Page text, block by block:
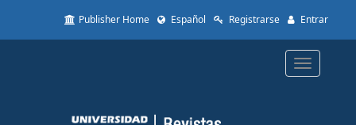
to
Publisher Home Español Registrarse Entrar
Toggle